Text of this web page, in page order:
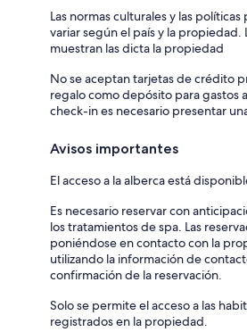
Las normas culturales y las
variar según el país y la propiedad.
muestran las dicta la propiedad
No se aceptan tarjetas de crédito
regalo como depósito para gastos
check-in es necesario presentar
Avisos importantes
El acceso a la alberca está
Es necesario reservar con
los tratamientos de spa. Las
poniéndose en contacto con la
utilizando la información de
confirmación de la reservación.
Solo se permite el acceso a las
registrados en la propiedad.